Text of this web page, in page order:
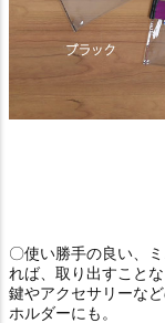
〇使い勝手の良い、
れば、取り出すことな
鍵やアクセサリーな
ホルダーにも。